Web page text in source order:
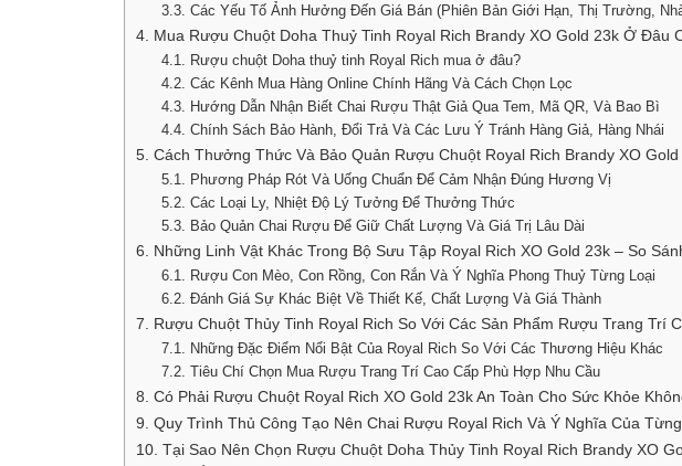
3.3. Các Yếu Tố Ảnh Hưởng Đến Giá Bán (Phiên Bản Giới Hạn, Thị Trường,
4. Mua Rượu Chuột Doha Thuỷ Tinh Royal Rich Brandy XO Gold 23k Ở Đâu
4.1. Rượu chuột Doha thuỷ tinh Royal Rich mua ở đâu?
4.2. Các Kênh Mua Hàng Online Chính Hãng Và Cách Chọn Lọc
4.3. Hướng Dẫn Nhận Biết Chai Rượu Thật Giả Qua Tem, Mã QR, Và Bao Bì
4.4. Chính Sách Bảo Hành, Đổi Trả Và Các Lưu Ý Tránh Hàng Giả, Hàng Nhái
5. Cách Thưởng Thức Và Bảo Quản Rượu Chuột Royal Rich Brandy XO Gold
5.1. Phương Pháp Rót Và Uống Chuẩn Để Cảm Nhận Đúng Hương Vị
5.2. Các Loại Ly, Nhiệt Độ Lý Tưởng Để Thưởng Thức
5.3. Bảo Quản Chai Rượu Để Giữ Chất Lượng Và Giá Trị Lâu Dài
6. Những Linh Vật Khác Trong Bộ Sưu Tập Royal Rich XO Gold 23k – So
6.1. Rượu Con Mèo, Con Rồng, Con Rắn Và Ý Nghĩa Phong Thuỷ Từng Loại
6.2. Đánh Giá Sự Khác Biệt Về Thiết Kế, Chất Lượng Và Giá Thành
7. Rượu Chuột Thủy Tinh Royal Rich So Với Các Sản Phẩm Rượu Trang
7.1. Những Đặc Điểm Nổi Bật Của Royal Rich So Với Các Thương Hiệu Khác
7.2. Tiêu Chí Chọn Mua Rượu Trang Trí Cao Cấp Phù Hợp Nhu Cầu
8. Có Phải Rượu Chuột Royal Rich XO Gold 23k An Toàn Cho Sức Khỏe
9. Quy Trình Thủ Công Tạo Nên Chai Rượu Royal Rich Và Ý Nghĩa Của
10. Tại Sao Nên Chọn Rượu Chuột Doha Thủy Tinh Royal Rich Brandy XO